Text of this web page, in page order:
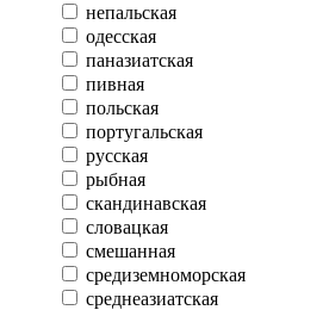
непальская
одесская
паназиатская
пивная
польская
португальская
русская
рыбная
скандинавская
словацкая
смешанная
средиземноморская
среднеазиатская